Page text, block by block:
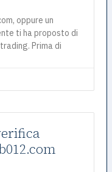
oppure un
ti ha proposto di
Prima di